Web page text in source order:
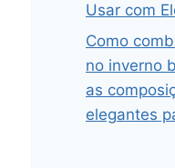
Usar com
Como
no inverno
as
elegantes